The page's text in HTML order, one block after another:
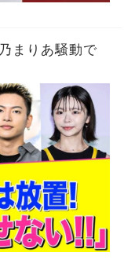
まりあ騒動で